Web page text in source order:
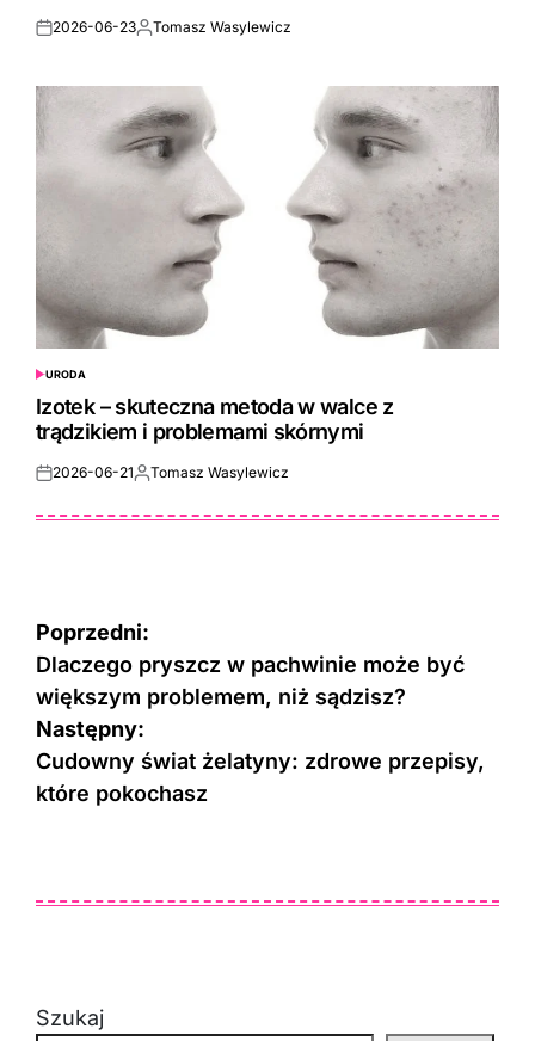
Posted
2026-06-23Posted
Tomasz Wasylewicz
POSTED
IN
URODA
Izotek – skuteczna metoda w walce z
trądzikiem i problemami skórnymi
Posted
2026-06-21Posted
Tomasz Wasylewicz
Nawigacja
wpisu
Poprzedni:
Dlaczego pryszcz w pachwinie może być
większym problemem, niż sądzisz?
Następny:
Cudowny świat żelatyny: zdrowe przepisy,
które pokochasz
Szukaj